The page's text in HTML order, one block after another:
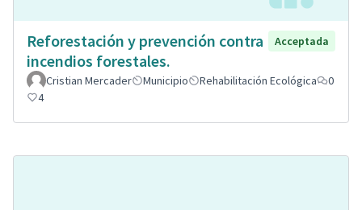
Reforestación y prevención contra
incendios forestales.
Acceptada
Cristian Mercader Municipio Rehabilitación Ecológica
0
4